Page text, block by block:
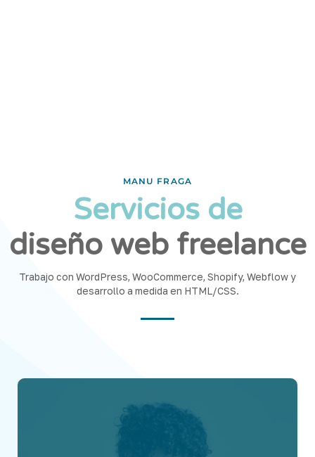
MANU FRAGA
Servicios de
diseño web freelance
Trabajo con WordPress, WooCommerce, Shopify, Webflow y
desarrollo a medida en HTML/CSS.